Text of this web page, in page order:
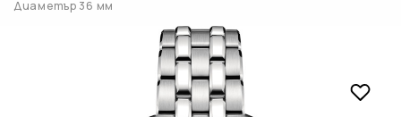
Диаметър 36 мм